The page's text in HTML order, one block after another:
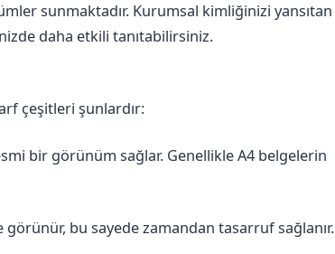
sunmaktadır. Kurumsal kimliğinizi yansıtan
daha etkili tanıtabilirsiniz.
çeşitleri şunlardır:
bir görünüm sağlar. Genellikle A4 belgelerin
görünür, bu sayede zamandan tasarruf sağlanır.